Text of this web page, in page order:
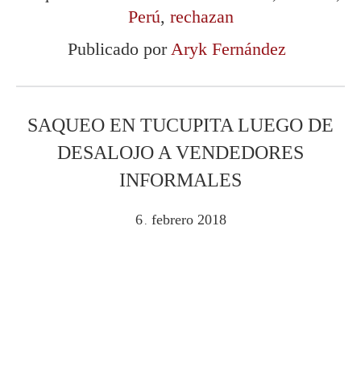
Perú, rechazan
Publicado porAryk Fernández
SAQUEO EN TUCUPITA LUEGO DE
DESALOJO A VENDEDORES
INFORMALES
6 . febrero 2018